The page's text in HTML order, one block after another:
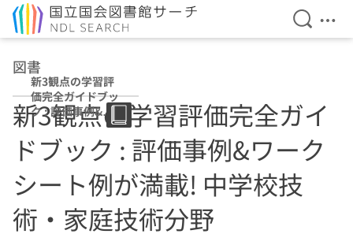
検索を
メ
図書
新3観点の学習評
価完全ガイドブッ
ク : 評価事例&ワ
ークシート例が満
載! 中学校技術・
家庭技術分野
新3観点の学習評価完全ガイ
ドブック : 評価事例&ワーク
シート例が満載! 中学校技
術・家庭技術分野